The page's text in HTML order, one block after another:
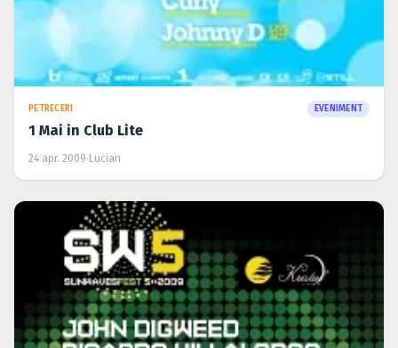
PETRECERI EVENIMENT
1 Mai in Club Lite
24 apr. 2009·Lucian